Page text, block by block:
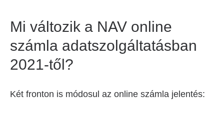
Mi változik a NAV online
számla adatszolgáltatásban
2021-től?
Két fronton is módosul az online számla jelentés: